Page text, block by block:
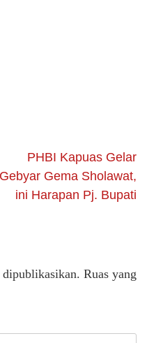
PHBI Kapuas Gelar
Gebyar Gema Sholawat,
ini Harapan Pj. Bupati
Ruas yang